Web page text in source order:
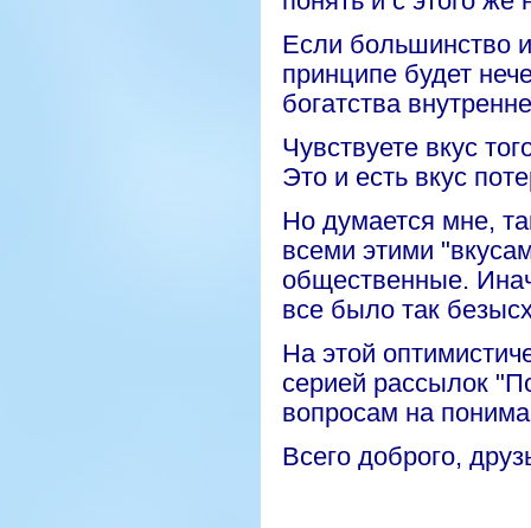
Если большинство
принципе будет
богатства
Чувствуете вкус
Это и есть вкус
Но думается мне,
всеми этими
общественные.
все было так
На этой
серией рассылок
вопросам на
Всего доброго,